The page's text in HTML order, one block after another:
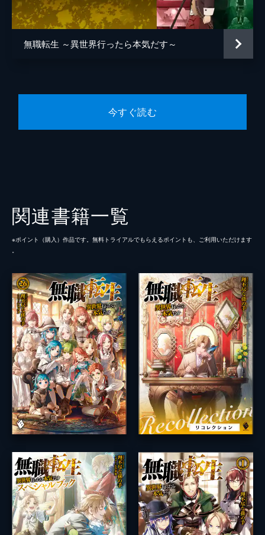
無職転生 ～異世界行ったら本気だす～
今すぐ読む
関連書籍一覧
※ポイント（購⼊）作品です。無料トライアルでもらえるポイントも、ご利⽤いただけます
。